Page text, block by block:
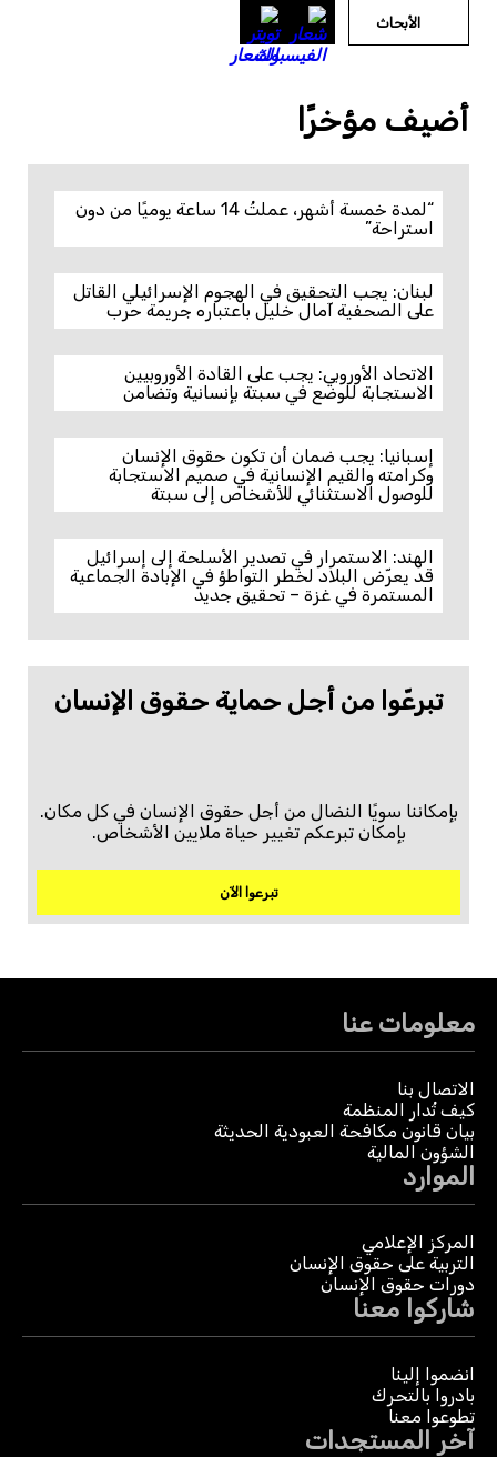
الأبحاث
أضيف مؤخرًا
“لمدة خمسة أشهر، عملتُ 14 ساعة يوميًا من دون
استراحة”
لبنان: يجب التحقيق في الهجوم الإسرائيلي القاتل
على الصحفية آمال خليل باعتباره جريمة حرب
الاتحاد الأوروبي: يجب على القادة الأوروبيين
الاستجابة للوضع في سبتة بإنسانية وتضامن
إسبانيا: يجب ضمان أن تكون حقوق الإنسان
وكرامته والقيم الإنسانية في صميم الاستجابة
للوصول الاستثنائي للأشخاص إلى سبتة
الهند: الاستمرار في تصدير الأسلحة إلى إسرائيل
قد يعرّض البلاد لخطر التواطؤ في الإبادة الجماعية
المستمرة في غزة – تحقيق جديد
تبرعّوا من أجل حماية حقوق الإنسان
بإمكاننا سويًا النضال من أجل حقوق الإنسان في كل مكان.
بإمكان تبرعكم تغيير حياة ملايين الأشخاص.
تبرعوا الآن
معلومات عنا
الاتصال بنا
كيف تُدار المنظمة
بيان قانون مكافحة العبودية الحديثة
الشؤون المالية
الموارد
المركز الإعلامي
التربية على حقوق الإنسان
دورات حقوق الإنسان
شاركوا معنا
انضموا إلينا
بادروا بالتحرك
تطوعوا معنا
آخر المستجدات